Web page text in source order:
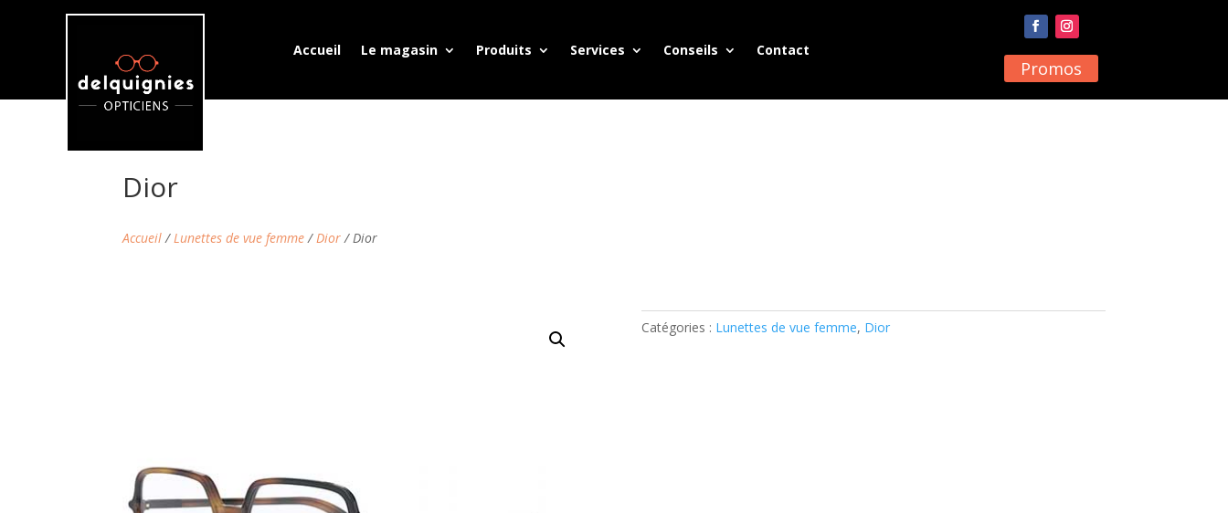
Accueil Le magasin Produits Services Conseils Contact
Promos
Dior
Accueil/Lunettes de vue femme/Dior/ Dior
Catégories : Lunettes de vue femme, Dior